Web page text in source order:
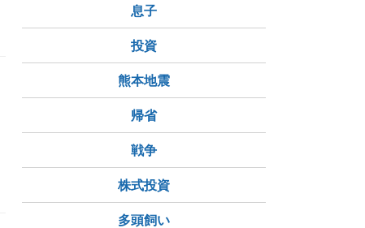
息子
投資
熊本地震
帰省
戦争
株式投資
多頭飼い